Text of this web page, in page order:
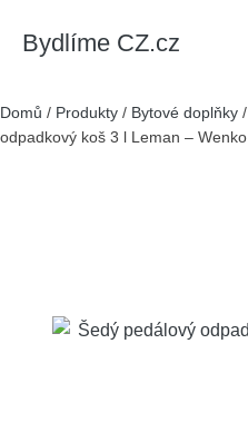
Bydlíme CZ.cz
Domů / Produkty / Bytové doplňky /
odpadkový koš 3 l Leman – Wenko